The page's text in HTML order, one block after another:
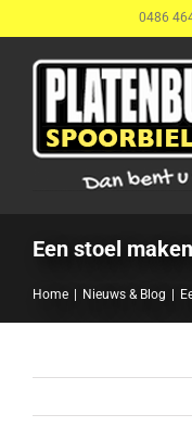
naar
inhoud
0486
Een stoel
Home Nieuws & Blog